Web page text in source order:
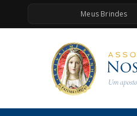
Meus Brindes